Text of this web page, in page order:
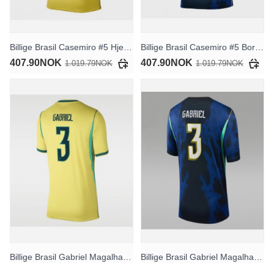
Billige Brasil Casemiro #5 Hjemmedrakt Dame VM 2026 Kortermet
407.90NOK 1.019.79NOK
Billige Brasil Casemiro #5 Bortedrakt Dame VM 2026 Kortermet
407.90NOK 1.019.79NOK
Billige Brasil Gabriel Magalhaes #3 Hjemmedrakt Dame VM 2026 Kortermet Billige Brasil Gabriel Magalhaes #3 Bortedrakt Dame VM 2026 Kortermet